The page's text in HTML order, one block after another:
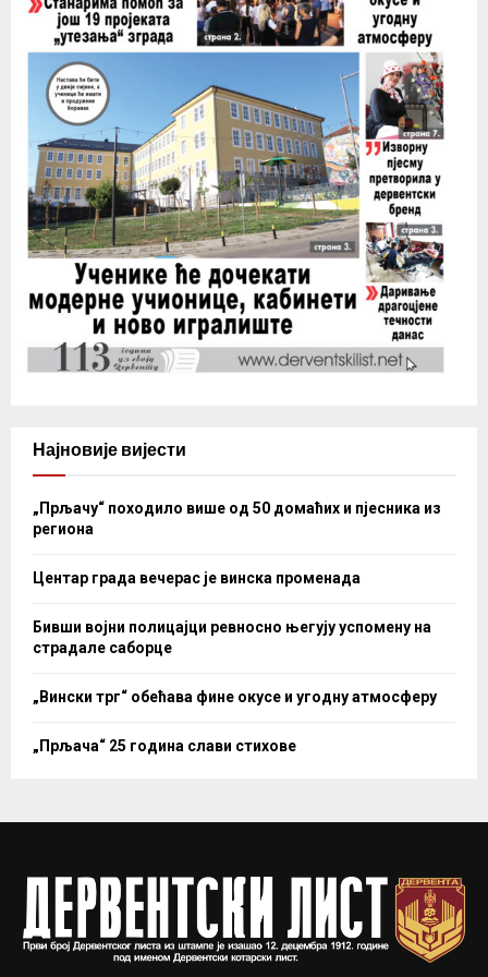
Најновије вијести
„Прљачу“ походило више од 50 домаћих и пјесника из
региона
Центар града вечерас је винска променада
Бивши војни полицајци ревносно његују успомену на
страдале саборце
„Вински трг“ обећава фине окусе и угодну атмосферу
„Прљача“ 25 година слави стихове